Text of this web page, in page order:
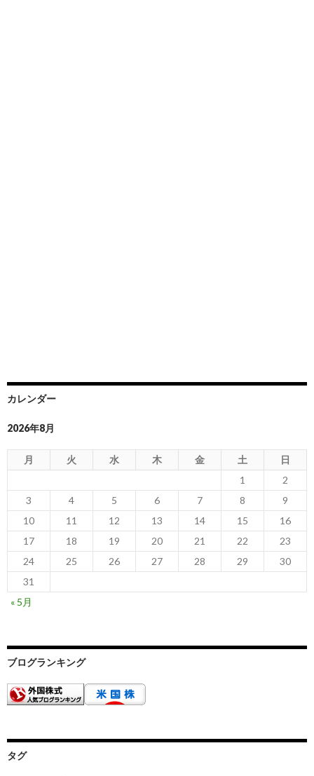
カレンダー
2026年8月
月 火 水 木 金 土
日
1
2
3
4 5 6 7 8
9
10
11 12 13 14 15
16
17
18 19 20 21 22
23
24
25 26 27 28 29
30
31
« 5月
ブログランキング
タグ